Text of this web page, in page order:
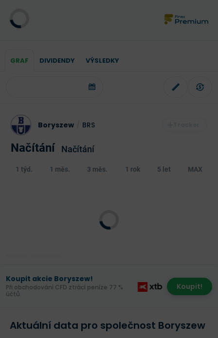
GRAF DIVIDENDY VÝSLEDKY
Boryszew BRS
Načítání Načítání
1 týd. 1 měs. 3 měs. 1 rok 5 let MAX
Koupit akcie Boryszew!
Při obchodování CFD ztrácí peníze 77 %
účtů.
Koupit!
Aktuální data pro společnost Boryszew